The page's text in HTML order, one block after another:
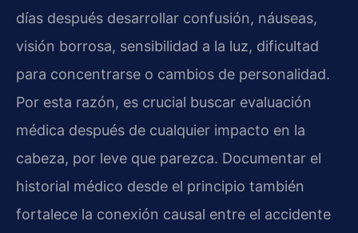
días después desarrollar confusión, náuseas,
visión borrosa, sensibilidad a la luz, dificultad
para concentrarse o cambios de personalidad.
Por esta razón, es crucial buscar evaluación
médica después de cualquier impacto en la
cabeza, por leve que parezca. Documentar el
historial médico desde el principio también
fortalece la conexión causal entre el accidente